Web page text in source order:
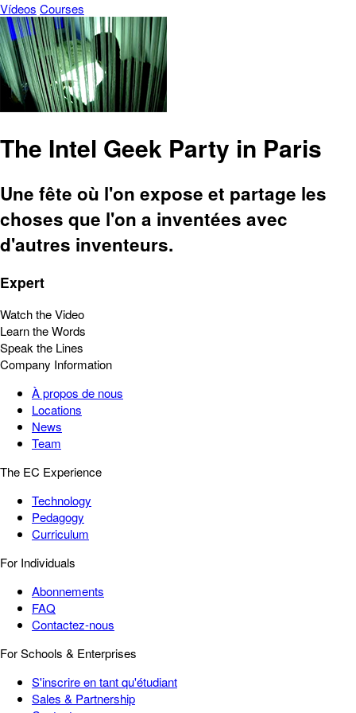
Vídeos Courses
The Intel Geek Party in Paris
Une fête où l'on expose et partage les
choses que l'on a inventées avec
d'autres inventeurs.
Expert
Watch the Video
Learn the Words
Speak the Lines
Company Information
À propos de nous
Locations
News
Team
The EC Experience
Technology
Pedagogy
Curriculum
For Individuals
Abonnements
FAQ
Contactez-nous
For Schools & Enterprises
S'inscrire en tant qu'étudiant
Sales & Partnership